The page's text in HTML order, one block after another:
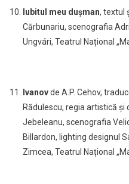
Iubitul meu dușman, textul
Cărbunariu, scenografia
Ungvári, Teatrul Național
Ivanovde A.P. Cehov,
Rădulescu, regia artistică
Jebeleanu, scenografia
Billardon, lighting designul
Zimcea, Teatrul Național